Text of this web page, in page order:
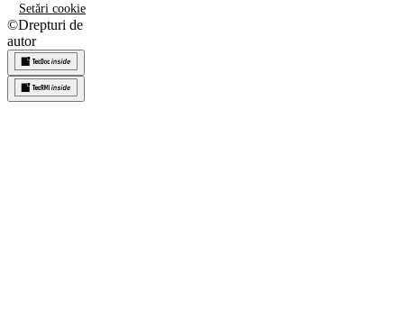
Setări cookie
©Drepturi de
autor